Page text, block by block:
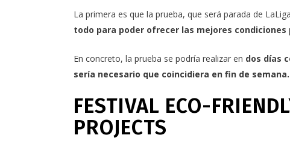
La primera es que la prueba, que será parada de
todo para poder ofrecer las mejores condiciones
En concreto, la prueba se podría realizar en dos días
sería necesario que coincidiera en fin de semana.
FESTIVAL ECO-
PROJECTS